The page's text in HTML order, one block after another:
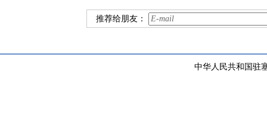
推荐给朋友：
中华人民共和国驻